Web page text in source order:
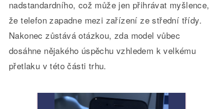
nadstandardního, což může jen přihrávat myšlence,
že telefon zapadne mezi zařízení ze střední třídy.
Nakonec zůstává otázkou, zda model vůbec
dosáhne nějakého úspěchu vzhledem k velkému
přetlaku v této části trhu.